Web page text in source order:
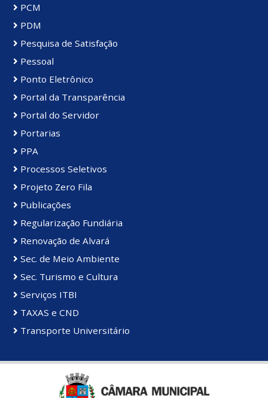
PCM
PDM
Pesquisa de Satisfação
Pessoal
Ponto Eletrônico
Portal da Transparência
Portal do Servidor
Portarias
PPA
Processos Seletivos
Projeto Zero Fila
Publicações
Regularização Fundiária
Renovação de Alvará
Sec. de Meio Ambiente
Sec. Turismo e Cultura
Serviços ITBI
TAXAS e CND
Transporte Universitário